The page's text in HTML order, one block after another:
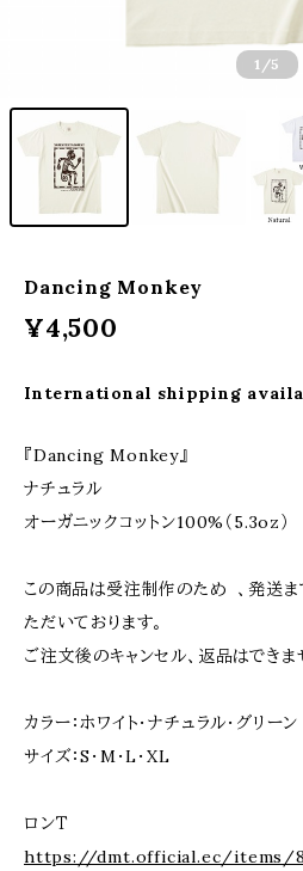
1 /5
Dancing Monkey
¥4,500
International shipping
『Dancing Monkey』
ナチュラル
オーガニックコットン100%（5.3oz）
この商品は受注制作のため 、発送
ただいております。
ご注文後のキャンセル、返品はできま
カラー：ホワイト・ナチュラル・グリーン
サイズ：S・M・L・XL
ロンＴ
https://dmt.official.ec/items/